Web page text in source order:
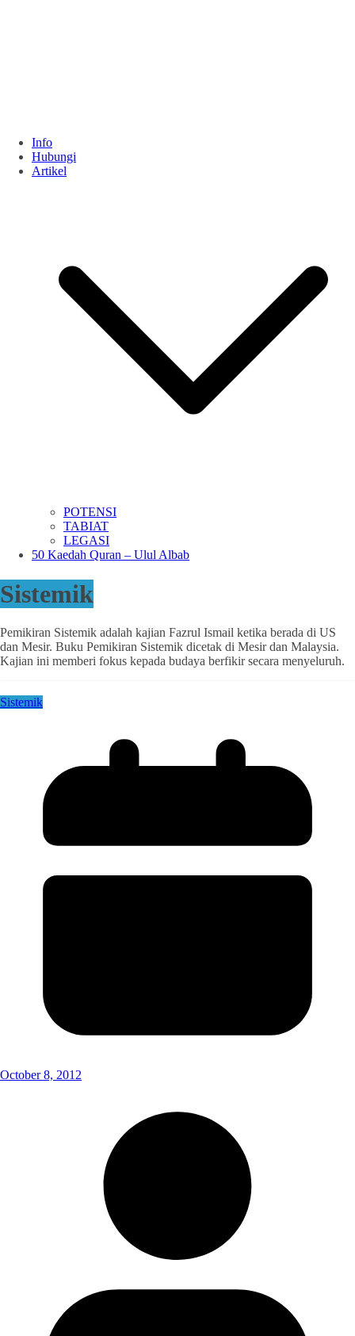
Info
Hubungi
Artikel
POTENSI
TABIAT
LEGASI
50 Kaedah Quran – Ulul Albab
Sistemik
Pemikiran Sistemik adalah kajian Fazrul Ismail ketika berada di US
dan Mesir. Buku Pemikiran Sistemik dicetak di Mesir dan Malaysia.
Kajian ini memberi fokus kepada budaya berfikir secara menyeluruh.
Sistemik
October 8, 2012